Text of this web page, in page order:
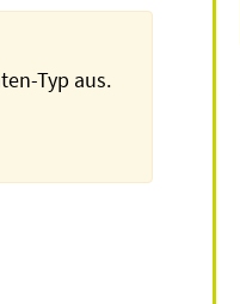
Typ aus.